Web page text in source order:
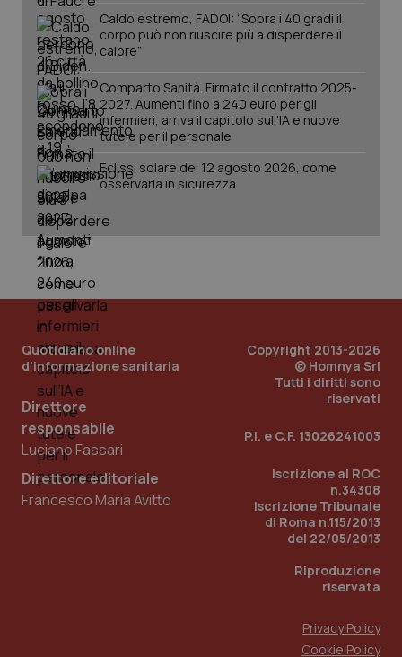
Caldo estremo, FADOI: “Sopra i 40 gradi il
corpo può non riuscire più a disperdere il
calore”
Comparto Sanità. Firmato il contratto 2025-
2027. Aumenti fino a 240 euro per gli
infermieri, arriva il capitolo sull'IA e nuove
tutele per il personale
Eclissi solare del 12 agosto 2026, come
osservarla in sicurezza
Quotidiano online
d'informazione sanitaria
Direttore
responsabile
Luciano Fassari
Direttore editoriale
Francesco Maria Avitto
Copyright 2013-2026
© Homnya Srl
Tutti i diritti sono
riservati
P.I. e C.F. 13026241003
Iscrizione al ROC
n.34308
Iscrizione Tribunale
di Roma n.115/2013
del 22/05/2013
Riproduzione
riservata
Privacy Policy
Cookie Policy